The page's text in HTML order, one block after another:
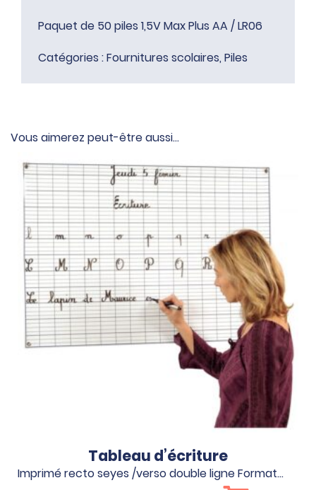
LR06Paquet de 50 piles 1,5V Max Plus AA / LR06
Catégories :Fournitures scolaires, Piles
Vous aimerez peut-être aussi…
Tableau d’écriture
Imprimé recto seyes /verso double ligne Format…